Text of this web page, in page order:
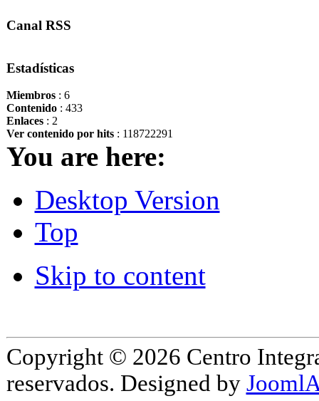
Canal RSS
Estadísticas
Miembros: 6
Contenido: 433
Enlaces: 2
Ver contenido por hits: 118722291
You are here:
Desktop Version
Top
Skip to content
Copyright © 2026 Centro
reservados. Designed by